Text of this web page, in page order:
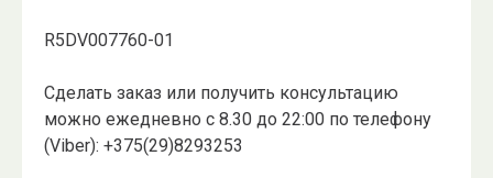
R5DV007760-01
Сделать заказ или получить консультацию
можно ежедневно с 8.30 до 22:00 по телефону
(Viber): +375(29)8293253